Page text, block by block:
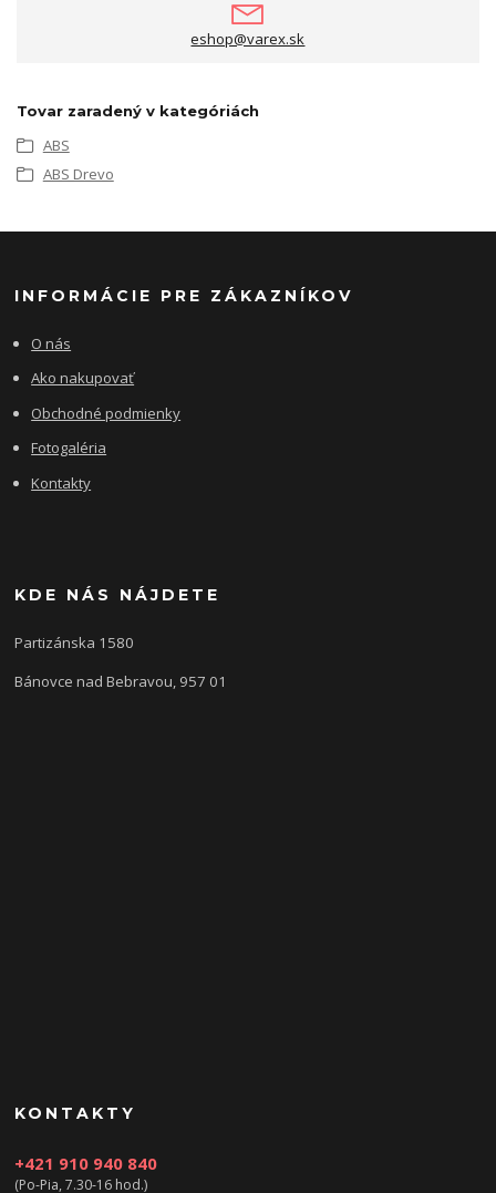
eshop@varex.sk
Tovar zaradený v kategóriách
ABS
ABS Drevo
INFORMÁCIE PRE ZÁKAZNÍKOV
O nás
Ako nakupovať
Obchodné podmienky
Fotogaléria
Kontakty
KDE NÁS NÁJDETE
Partizánska 1580
Bánovce nad Bebravou, 957 01
KONTAKTY
+421 910 940 840
(Po-Pia, 7.30-16 hod.)